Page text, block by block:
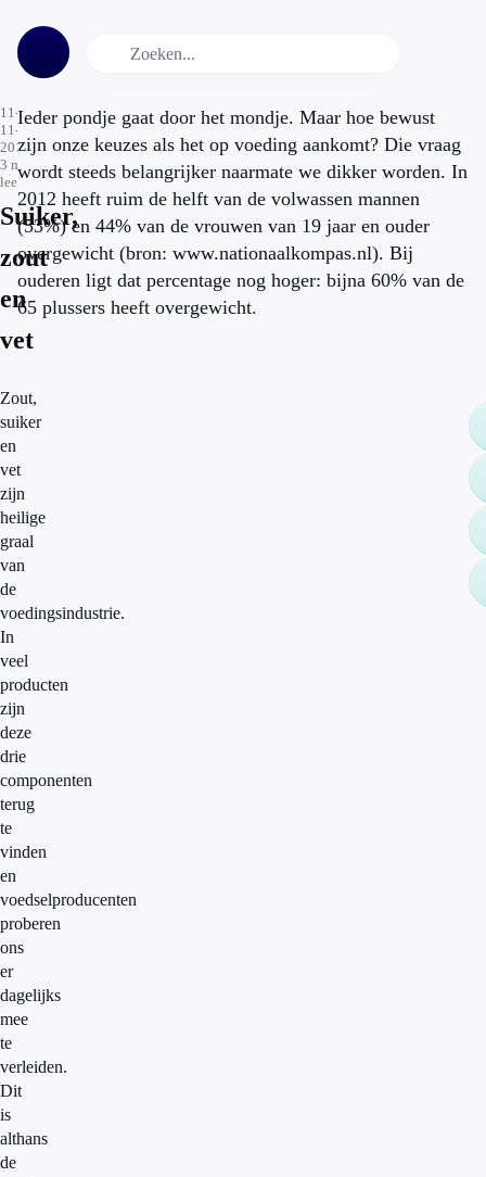
11-
11-
2013
3 min.
leestijd
Suiker,
zout
en
vet
Ieder pondje gaat door het mondje. Maar hoe bewust
zijn onze keuzes als het op voeding aankomt? Die vraag
wordt steeds belangrijker naarmate we dikker worden. In
2012 heeft ruim de helft van de volwassen mannen
(53%) en 44% van de vrouwen van 19 jaar en ouder
overgewicht (bron: www.nationaalkompas.nl). Bij
ouderen ligt dat percentage nog hoger: bijna 60% van de
65 plussers heeft overgewicht.
Zout,
suiker
en
vet
zijn
heilige
graal
van
de
voedingsindustrie.
In
veel
producten
zijn
deze
drie
componenten
terug
te
vinden
en
voedselproducenten
proberen
ons
er
dagelijks
mee
te
verleiden.
Dit
is
althans
de